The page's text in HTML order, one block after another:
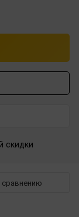
скидки
сравнению